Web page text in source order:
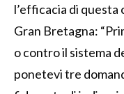
l’efficacia di
Gran Bretagna:
o contro il sistema
ponetevi tre